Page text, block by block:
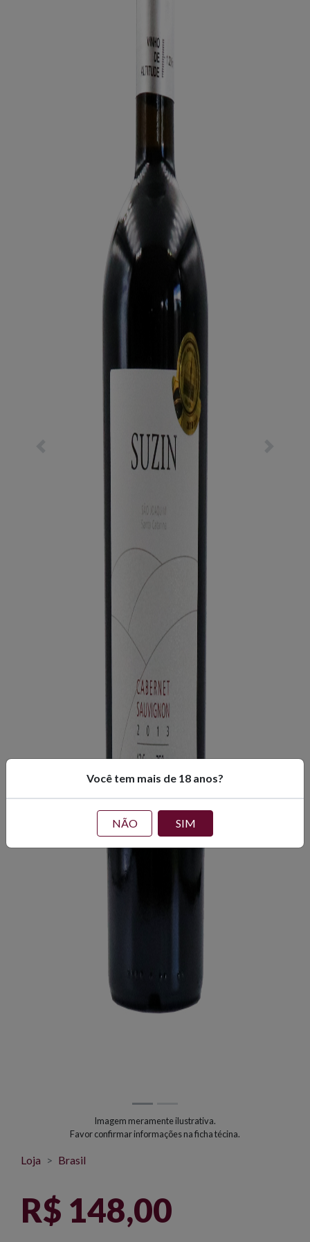
Imagem meramente ilustrativa.
Favor confirmar informações na ficha técina.
Loja Brasil
R$ 148,00
Você tem mais de 18 anos?
NÃO SIM